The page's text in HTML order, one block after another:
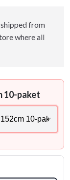
from
where all
10-paket